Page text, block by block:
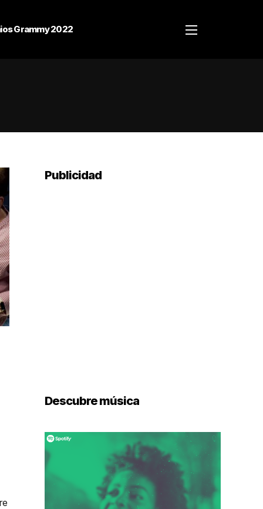
Grammy 2022
Publicidad
Descubre música